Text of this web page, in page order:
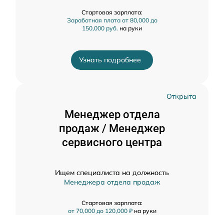
Стартовая зарплата:
Заработная плата от 80,000 до
150,000 руб. на руки
Узнать подробнее
Открыта
Менеджер отдела
продаж / Менеджер
сервисного центра
Ищем специалиста на должность
Менеджера отдела продаж
Стартовая зарплата:
от 70,000 до 120,000 ₽ на руки